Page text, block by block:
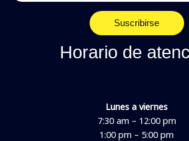
Suscribirse
Horario de
Lunes a viernes
7:30 am – 12:00 pm
1:00 pm – 5:00 pm